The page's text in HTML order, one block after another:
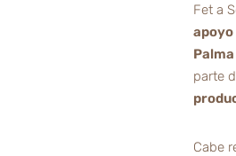
Fet a
parte
Cabe